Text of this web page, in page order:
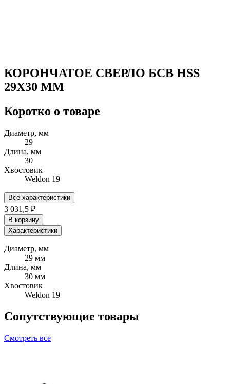
КОРОНЧАТОЕ СВЕРЛО БСВ HSS
29X30 ММ
Коротко о товаре
Диаметр, мм
29
Длина, мм
30
Хвостовик
Weldon 19
Все характеристики
3 031,5 ₽
В корзину
Характеристики
Диаметр, мм
29 мм
Длина, мм
30 мм
Хвостовик
Weldon 19
Сопутствующие товары
Смотреть все